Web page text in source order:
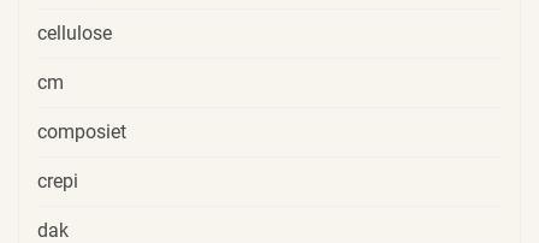
cellulose
cm
composiet
crepi
dak